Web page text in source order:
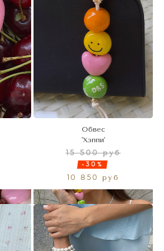
Обвес
'Хэппи'
15 500 руб
-30%
10 850 руб